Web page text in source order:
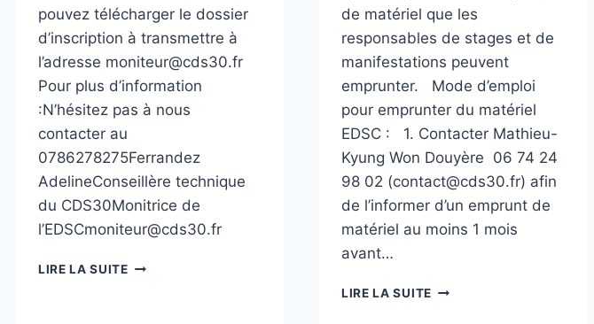
pouvez télécharger le dossier
d’inscription à transmettre à
l’adresse moniteur@cds30.fr
Pour plus d’information
:N’hésitez pas à nous
contacter au
0786278275Ferrandez
AdelineConseillère technique
du CDS30Monitrice de
l’EDSCmoniteur@cds30.fr
LIRE LA SUITES’INSCRIRE
de matériel que les
responsables de stages et de
manifestations peuvent
emprunter. Mode d’emploi
pour emprunter du matériel
EDSC : 1. Contacter Mathieu-
Kyung Won Douyère 06 74 24
98 02 (contact@cds30.fr) afin
de l’informer d’un emprunt de
matériel au moins 1 mois
avant…
LIRE LA SUITEEMPRUNT